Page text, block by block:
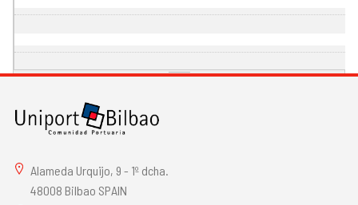
Alameda Urquijo, 9 - 1º dcha.
48008 Bilbao SPAIN